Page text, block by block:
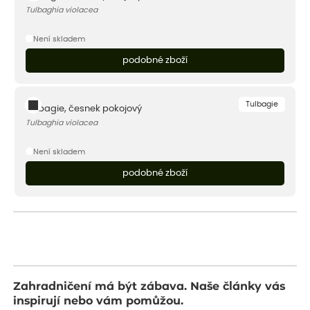
Tulbaghia violacea
Není skladem
podobné zboží
Tulbagie
Tulbagie, česnek pokojový
Tulbaghia violacea
Není skladem
podobné zboží
Zahradničení má být zábava. Naše články vás
inspirují nebo vám pomůžou.